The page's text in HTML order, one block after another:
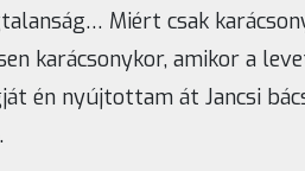
Miért csak
karácsonykor, amikor a
én nyújtottam át Jancsi